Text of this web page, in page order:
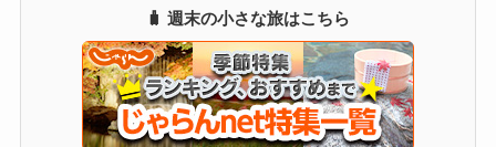
🧳 週末の小さな旅はこちら